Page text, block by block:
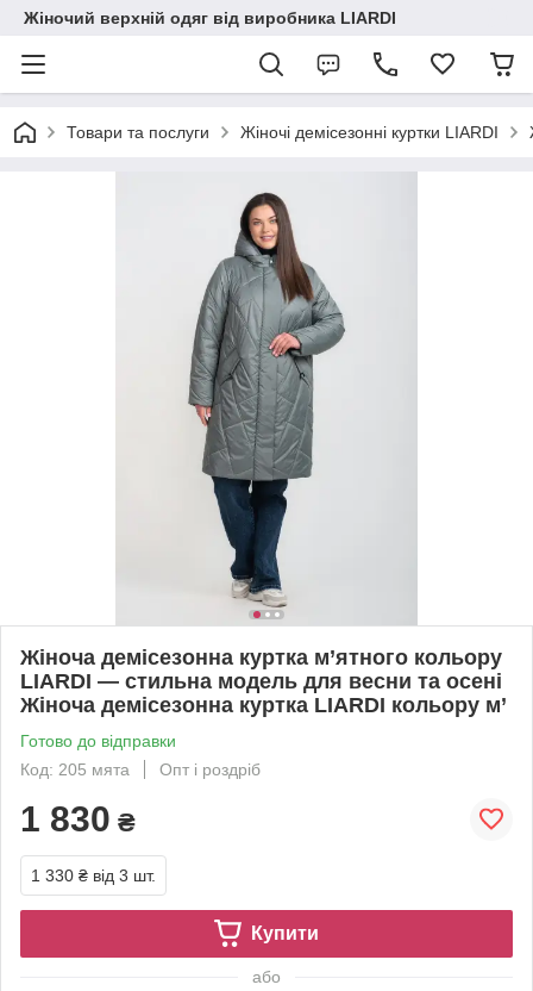
Жіночий верхній одяг від виробника LIARDI
Товари та послуги Жіночі демісезонні куртки LIARDI
Жіноча демісезонна куртка м’ятного кольору
LIARDI — стильна модель для весни та осені
Жіноча демісезонна куртка LIARDI кольору м’
Готово до відправки
Код: 205 мята
Опт і роздріб
1 830 ₴
1 330 ₴ від 3 шт.
Купити
або